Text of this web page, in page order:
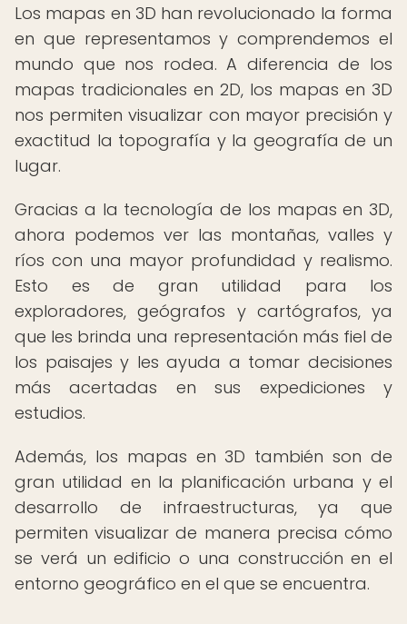
Los mapas en 3D han revolucionado la forma
en que representamos y comprendemos el
mundo que nos rodea. A diferencia de los
mapas tradicionales en 2D, los mapas en 3D
nos permiten visualizar con mayor precisión y
exactitud la topografía y la geografía de un
lugar.
Gracias a la tecnología de los mapas en 3D,
ahora podemos ver las montañas, valles y
ríos con una mayor profundidad y realismo.
Esto es de gran utilidad para los
exploradores, geógrafos y cartógrafos, ya
que les brinda una representación más fiel de
los paisajes y les ayuda a tomar decisiones
más acertadas en sus expediciones y
estudios.
Además, los mapas en 3D también son de
gran utilidad en la planificación urbana y el
desarrollo de infraestructuras, ya que
permiten visualizar de manera precisa cómo
se verá un edificio o una construcción en el
entorno geográfico en el que se encuentra.